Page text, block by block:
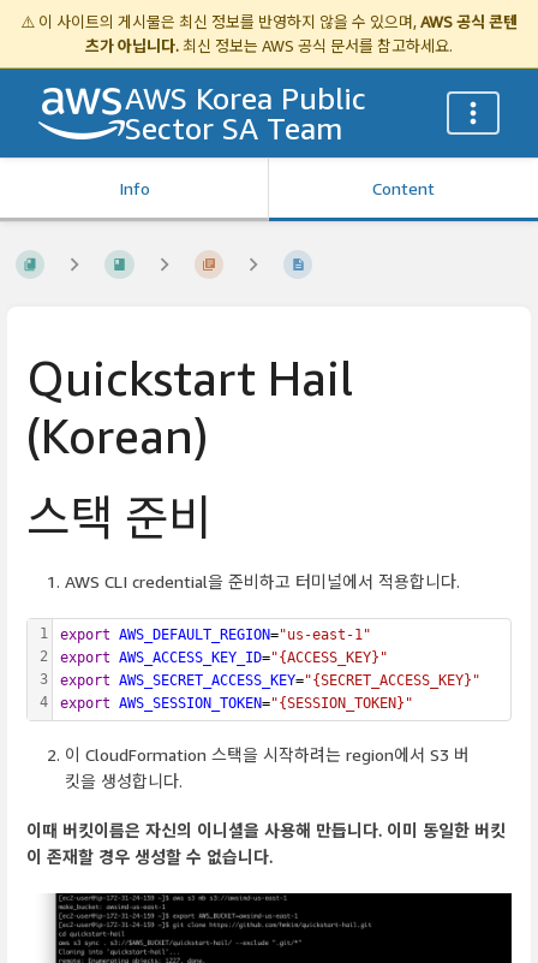
⚠️ 이 사이트의 게시물은 최신 정보를 반영하지 않을 수 있으며,AWS 공식 콘텐
츠가 아닙니다.최신 정보는 AWS 공식 문서를 참고하세요.
AWS Korea Public
Sector SA Team
Info Content
Quickstart Hail
(Korean)
스택 준비
AWS CLI credential을 준비하고 터미널에서 적용합니다.
1
2
3
4
export AWS_DEFAULT_REGION="us-east-1"
export AWS_ACCESS_KEY_ID="{ACCESS_KEY}"
export AWS_SECRET_ACCESS_KEY="{SECRET_ACCESS_KEY}"
export AWS_SESSION_TOKEN="{SESSION_TOKEN}"
이 CloudFormation 스택을 시작하려는 region에서 S3 버
킷을 생성합니다.
이때 버킷이름은 자신의 이니셜을 사용해 만듭니다. 이미 동일한 버킷
이 존재할 경우 생성할 수 없습니다.